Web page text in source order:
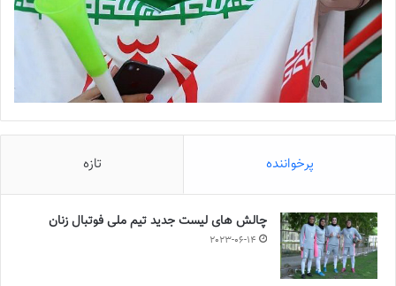
مهرعظام تهران هم از پالایش‌نفت آبادانِ صدرنشین میزبانی می‌کند.
💻منبع:فوتبال360 📸عکس:کیمیاقاسم‌زاده
◾️با فوتبالز همراه شوید◾️فوتبالز را در اینستاگرام دنبال کنید
◾️
footballs.women@
سوپرلیگ
پرخواننده تازه
چالش هاى ليست جدید تيم ملى فوتبال زنان
2023-06-14